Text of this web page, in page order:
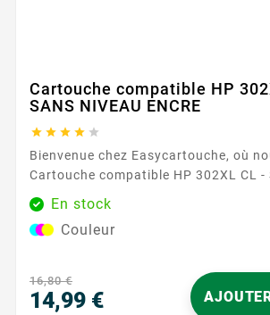
Cartouche compatible HP
SANS NIVEAU ENCRE
    
Bienvenue chez Easycartouche, où
Cartouche compatible HP 302XL CL -
ENCRE , un choix de premier plan
recherchent qualité et fiabilité dans
d'impression. Cette cartouche est
garantissant que vos documents et
En stock
Couleur
16,80 €
14,99 €